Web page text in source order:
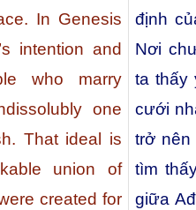
In Genesis
intention and
who marry
one
That ideal is
union of
created for
định
Nơi
ta thấy
cưới
trở
tìm
giữa